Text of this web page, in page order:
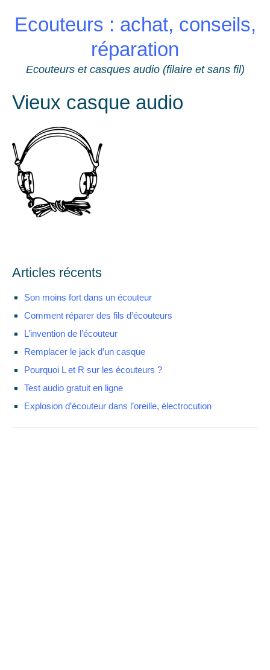
contentEcouteurs : achat, conseils,
réparation
Ecouteurs et casques audio (filaire et sans fil)
Vieux casque audio
Articles récents
Son moins fort dans un écouteur
Comment réparer des fils d’écouteurs
L’invention de l’écouteur
Remplacer le jack d’un casque
Pourquoi L et R sur les écouteurs ?
Test audio gratuit en ligne
Explosion d’écouteur dans l’oreille, électrocution